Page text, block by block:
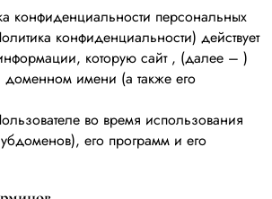
конфиденциальности персональных
конфиденциальности) действует
которую сайт , (далее – )
имени (а также его
во время использования
его программ и его